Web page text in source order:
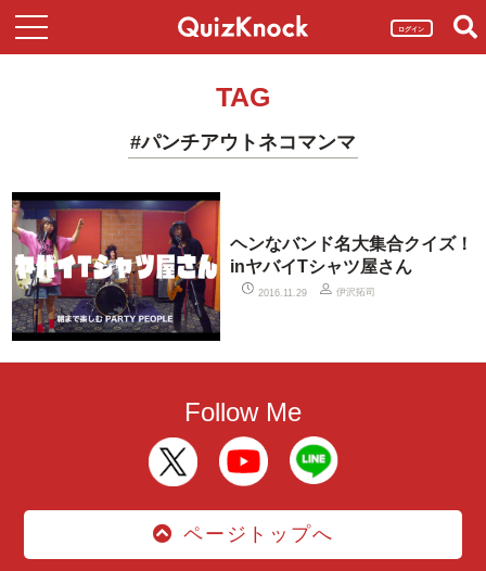
ログイン
TAG
#パンチアウトネコマンマ
ヘンなバンド名大集合クイズ！
inヤバイTシャツ屋さん
2016.11.29 伊沢拓司
Follow Me
ページトップへ